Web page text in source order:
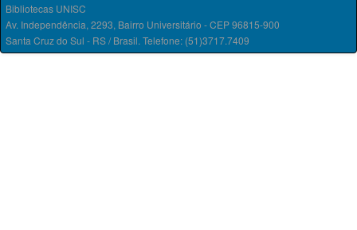
Bibliotecas UNISC
Av. Independência, 2293, Bairro Universitário - CEP 96815-900
Santa Cruz do Sul - RS / Brasil. Telefone: (51)3717.7409